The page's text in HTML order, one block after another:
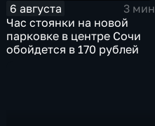
6 августа
3 мин
Час стоянки на новой
парковке в центре Сочи
обойдется в 170 рублей